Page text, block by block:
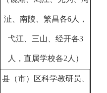
沚、南陵、繁昌各6人，
弋江、三山、经开各3
人，直属学校各2人）
县（市）区科学教研员、